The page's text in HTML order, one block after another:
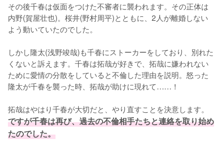
その後千春は仮面をつけた不審者に襲われます。その正体は
内野(賀屋壮也)。桜井(野村周平)とともに、2人が離婚しない
よう動いていたのでした。
しかし隆太(浅野竣哉)も千春にストーカーをしており、別れた
くないと訴えます。千春は拓哉が好きで、拓哉に嫌われない
ために愛情の分散をしていると不倫した理由を説明。怒った
隆太が千春を襲った時、拓哉が助けに現れて……！
拓哉はやはり千春が大切だと、やり直すことを決意します。
ですが千春は再び、過去の不倫相手たちと連絡を取り始め
たのでした。